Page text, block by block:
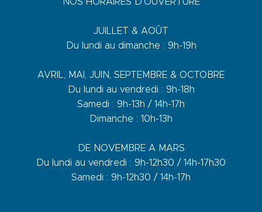
JUILLET & AOÛT
Du lundi au dimanche : 9h-19h
AVRIL, MAI, JUIN, SEPTEMBRE & OCTOBRE
Du lundi au vendredi : 9h-18h
Samedi : 9h-13h / 14h-17h
Dimanche : 10h-13h
DE NOVEMBRE A MARS
Du lundi au vendredi : 9h-12h30 / 14h-17h30
Samedi : 9h-12h30 / 14h-17h